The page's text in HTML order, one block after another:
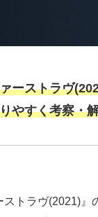
ーストラヴ
やすく考察・
トラヴ(2021)』